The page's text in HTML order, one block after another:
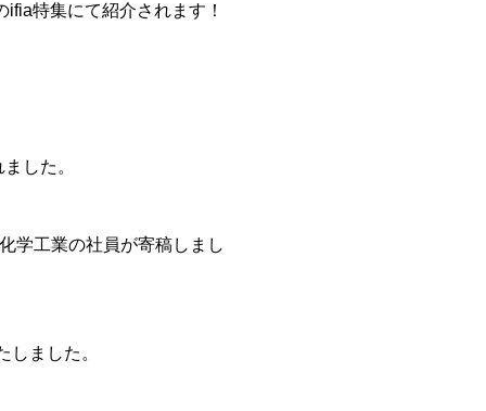
特集にて紹介されます！
した。
学工業の社員が寄稿しまし
ました。